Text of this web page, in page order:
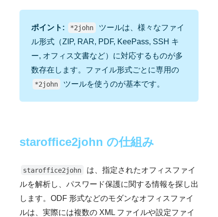
ポイント: *2john
ツールは、様々なファイ
ル形式（ZIP, RAR, PDF, KeePass, SSH キ
ー, オフィス文書など）に対応するものが多
数存在します。ファイル形式ごとに専用の
*2john ツールを使うのが基本です。
staroffice2john の仕組み
staroffice2john
は、指定されたオフィスファイ
ルを解析し、パスワード保護に関する情報を探し出
します。ODF 形式などのモダンなオフィスファイ
ルは、実際には複数の XML ファイルや設定ファイ